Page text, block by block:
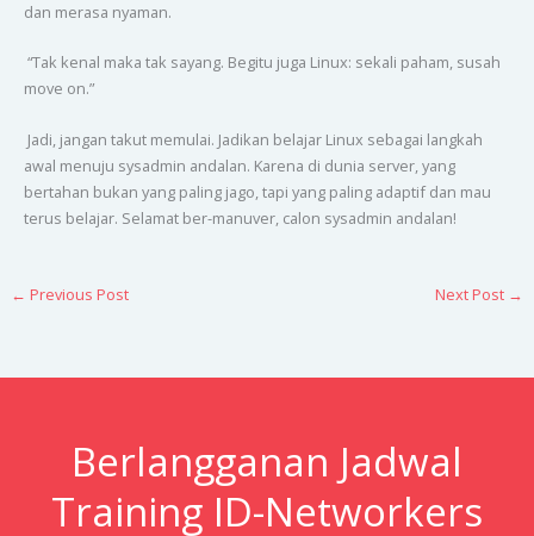
dan merasa nyaman.
“Tak kenal maka tak sayang. Begitu juga Linux: sekali paham, susah
move on.”
Jadi, jangan takut memulai. Jadikan belajar Linux sebagai langkah
awal menuju sysadmin andalan. Karena di dunia server, yang
bertahan bukan yang paling jago, tapi yang paling adaptif dan mau
terus belajar. Selamat ber-manuver, calon sysadmin andalan!
← Previous Post Next Post →
Berlangganan Jadwal
Training ID-Networkers